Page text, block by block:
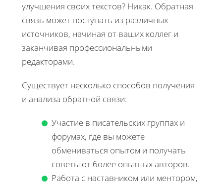
улучшения своих текстов? Никак. Обратная
связь может поступать из различных
источников, начиная от ваших коллег и
заканчивая профессиональными
редакторами.
Существует несколько способов получения
и анализа обратной связи:
Участие в писательских группах и
форумах, где вы можете
обмениваться опытом и получать
советы от более опытных авторов.
Работа с наставником или ментором,